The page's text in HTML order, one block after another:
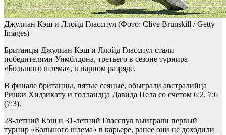
Джулиан Кэш и Ллойд Гласспул (Фото: Clive Brunskill / Getty
Images)
Британцы Джулиан Кэш и Ллойд Гласспул стали
победителями Уимблдона, третьего в сезоне турнира
«Большого шлема», в парном разряде.
В финале британцы, пятые сеяные, обыграли австралийца
Ринки Хидзикату и голландца Давида Пела со счетом 6:2, 7:6
(7:3).
28-летний Кэш и 31-летний Гласспул выиграли первый
турнир «Большого шлема» в карьере, ранее они не доходили